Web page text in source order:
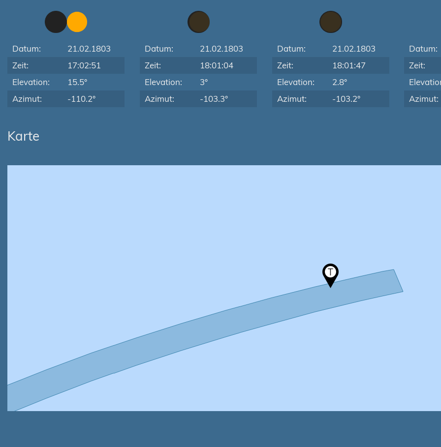
Datum:
21.02.1803
Zeit:
17:02:51
Elevation:
15.5°
Azimut:
-110.2°
Datum:
21.02.1803
Zeit:
18:01:04
Elevation:
3°
Azimut:
-103.3°
Datum:
21.02.1803
Zeit:
18:01:47
Elevation:
2.8°
Azimut:
-103.2°
Datum:
Zeit:
Azimut:
Karte